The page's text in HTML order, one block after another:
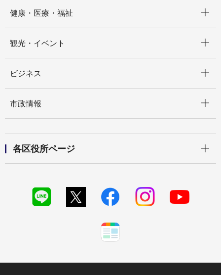
健康・医療・福祉
観光・イベント
ビジネス
市政情報
各区役所ページ